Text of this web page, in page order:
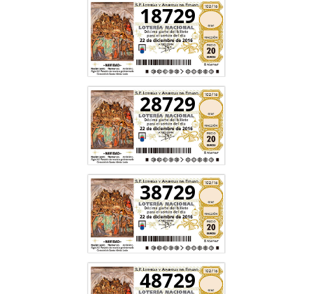
18729
28729
38729
48729